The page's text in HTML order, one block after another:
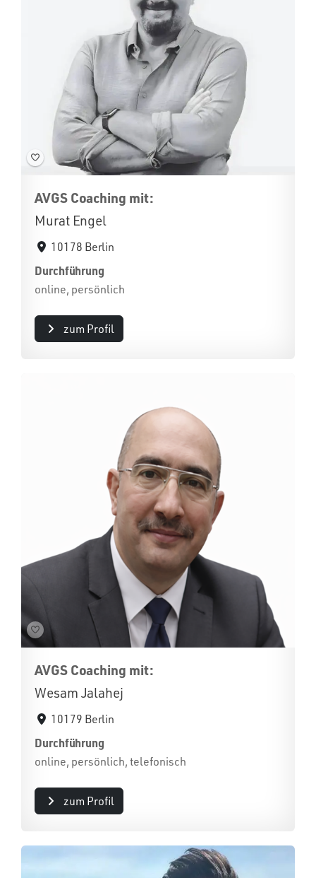
AVGS Coaching mit:
Murat Engel
10178 Berlin
Durchführung
online, persönlich
zum Profil
AVGS Coaching mit:
Wesam Jalahej
10179 Berlin
Durchführung
online, persönlich, telefonisch
zum Profil